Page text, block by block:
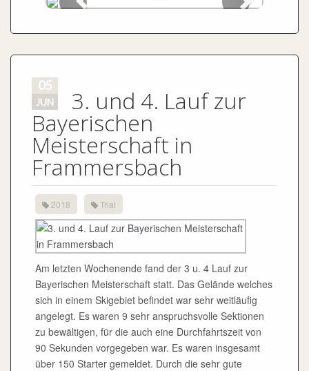
05
JUN 3. und 4. Lauf zur
Bayerischen
Meisterschaft in
Frammersbach
2018 Trial
Am letzten Wochenende fand der 3 u. 4 Lauf zur
Bayerischen Meisterschaft statt. Das Gelände welches
sich in einem Skigebiet befindet war sehr weitläufig
angelegt. Es waren 9 sehr anspruchsvolle Sektionen
zu bewältigen, für die auch eine Durchfahrtszeit von
90 Sekunden vorgegeben war. Es waren insgesamt
über 150 Starter gemeldet. Durch die sehr gute